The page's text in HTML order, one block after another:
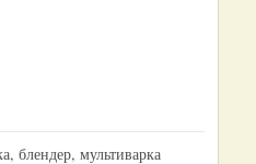
блендер, мультиварка